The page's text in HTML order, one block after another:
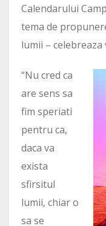
Calendarului
tema de
lumii –
“Nu cred ca
are sens sa
fim speriati
pentru ca,
daca va
exista
sfirsitul
lumii, chiar o
sa se